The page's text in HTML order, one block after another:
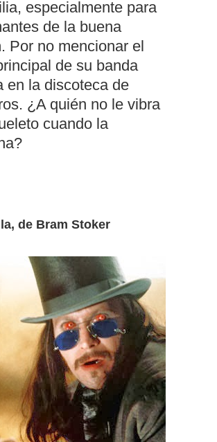
especialmente para
de la buena
Por no mencionar el
de su banda
en la discoteca de
¿A quién no le vibra
cuando la
de Bram Stoker